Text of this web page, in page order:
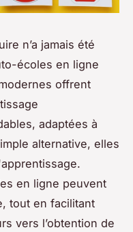
n’a jamais été
écoles en ligne
offrent
adaptées à
alternative, elles
en ligne peuvent
tout en facilitant
vers l’obtention de